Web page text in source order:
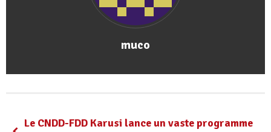
muco
Le CNDD-FDD Karusi lance un vaste programme